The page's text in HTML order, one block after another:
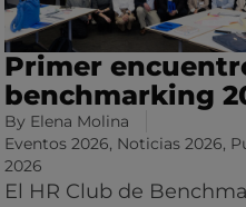
Primer
benchmarking
By Elena Molina
Eventos 2026, Noticias 2026,
2026
El HR Club de